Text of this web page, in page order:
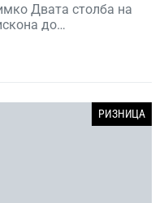
Двата столба на
до…
РИЗНИЦА